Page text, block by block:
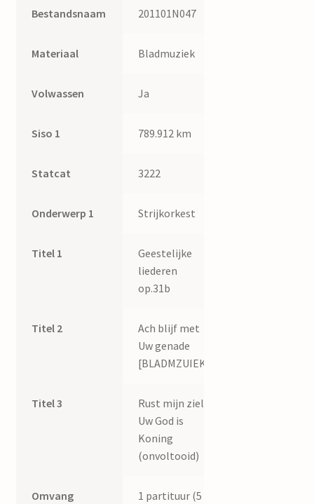
Bestandsnaam 201101N047
Materiaal Bladmuziek
Volwassen Ja
Siso 1 789.912 km
Statcat 3222
Onderwerp 1 Strijkorkest
Titel 1
Geestelijke
liederen
op.31b
Titel 2
Ach blijf met
Uw genade
[BLADMZUIEK]
Titel 3
Rust mijn ziel,
Uw God is
Koning
(onvoltooid)
Omvang 1 partituur (5